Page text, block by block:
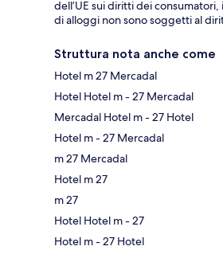
dell’UE sui diritti dei
di alloggi non sono soggetti al
Struttura nota anche come
Hotel m 27 Mercadal
Hotel Hotel m - 27 Mercadal
Mercadal Hotel m - 27 Hotel
Hotel m - 27 Mercadal
m 27 Mercadal
Hotel m 27
m 27
Hotel Hotel m - 27
Hotel m - 27 Hotel